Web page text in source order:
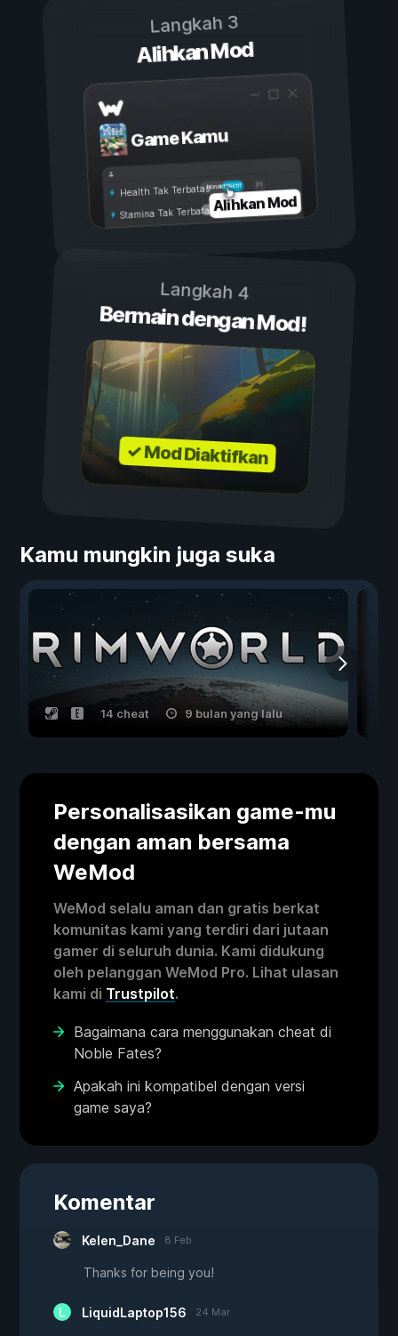
Langkah 3
Alihkan Mod
Game Kamu
Aktif
Nonaktif
Health Tak Terbatas
Stamina Tak TerbatasAlihkan Mod
Langkah 4
Bermain dengan Mod!
✓ Mod Diaktifkan
Kamu mungkin juga suka
14 cheat 9 bulan yang lalu
Personalisasikan game-mu
dengan aman bersama
WeMod
WeMod selalu aman dan gratis berkat
komunitas kami yang terdiri dari jutaan
gamer di seluruh dunia. Kami didukung
oleh pelanggan WeMod Pro. Lihat ulasan
kami di Trustpilot.
Bagaimana cara menggunakan cheat di
Noble Fates?
Apakah ini kompatibel dengan versi
game saya?
Komentar
Kelen_Dane 8 Feb
Thanks for being you!
LiquidLaptop156 24 Mar